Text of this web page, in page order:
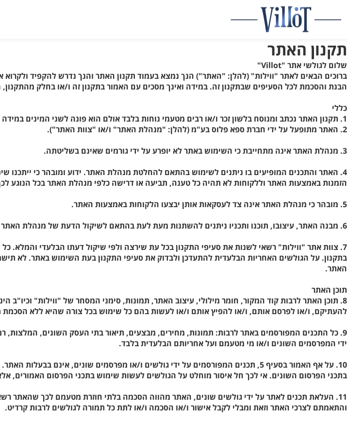
תקנון האתר
שלום לגולשי אתר "Villot"
ברוכים הבאים לאתר "ווילות" (להלן: "האתר") הנך נמצא בעמוד תקנון האתר והנך נדרש להקפיד
הבנת והסכמת לכל הסעיפים שבתקנון זה. במידה ואינך מסכים עם האמור בתקנון זה ו/או בחלק מהתקנון,
כללי
1. תקנון האתר נכתב ומנוסח בלשון זכר ו/או רבים מטעמי נוחות בלבד אולם הוא פונה לשני המינים במידה שווה.
2. האתר מתופעל על ידי חברת ספא פלוס בע"מ (להלן: "מנהלת האתר" ו/או "צוות האתר").
3. מנהלת האתר אינה מתחייבת כי השימוש באתר לא יופרע על ידי גורמים שאינם בשליטתה.
4. האתר והתכנים המופיעים בו ניתנים לשימוש בהתאם להחלטת מנהלת האתר. ידוע ומובהר כי ייתכנו
הזמנות באמצעות האתר וללקוחות לא תהיה כל טענה, תביעה או דרישה כלפי מנהלת האתר בכל הנוגע
5. מובהר כי מנהלת האתר אינה צד לעסקאות אותן יבצעו הלקוחות באמצעות האתר.
6. מבנה האתר, עיצובו, תוכנו ותכניו ניתנים להשתנות מעת לעת בהתאם לשיקול הדעת של מנהלת האתר וצוות האתר, ואין הם חייבים ליידע מראש את הגולשים על השינויים שעומדים להיות.
7. צוות אתר "ווילות" רשאי לשנות את סעיפי התקנון בכל עת שירצה ולפי שיקול דעתו הבלעדי והמלא.
בתקנון. על הגולשים האחריות הבלעדית להתעדכן ולבדוק את סעיפי התקנון בעת השימוש באתר. לא
האתר.
תוכן האתר
8. תוכן האתר לרבות קוד המקור, חומר מילולי, עיצוב האתר, תמונות, סימני המסחר של "ווילות"
להעתיקם, ו/או לפרסם אותם, ו/או להפיץ אותם ו/או לעשות בהם כל שימוש בכל צורה שהיא ללא
9. כל התכנים המפורסמים באתר לרבות: תמונות, מחירים, מבצעים, תיאור בתי העסק השונים,
ידי המפרסמים השונים ו/או מי מטעמם ועל אחריותם הבלעדית בלבד.
10. על אף האמור בסעיף 5, תכנים המפורסמים על ידי גולשים ו/או מפרסמים שונים,
בתכני הפרסום השונים. אי לכך חל איסור מוחלט על הגולשים לעשות שימוש בתכני הפרסום האמורים,
11. העלאת תכנים לאתר על ידי גולשים שונים, האתר מהווה הסכמה בלתי חוזרת מטעמם לכך שהאתר
והתאמתם לצרכי האתר וזאת ומבלי לקבל אישור ו/או הסכמה ו/או לתת כל תמורה לגולשים לרבות קרדיט.